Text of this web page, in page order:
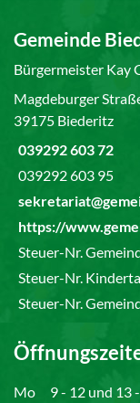
Gemeinde
Bürgermeister Kay
Magdeburger
39175 Biederitz
039292 603 72
039292 603 95
https://
Steuer-Nr.
Steuer-Nr.
Steuer-Nr.
Mo
9 - 12 und 13